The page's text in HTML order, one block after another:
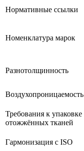
Нормативные ссылки
Номенклатура марок
Разнотолщинность
Воздухопроницаемость
Требования к упаковке
отожжённых тканей
Гармонизация с ISO